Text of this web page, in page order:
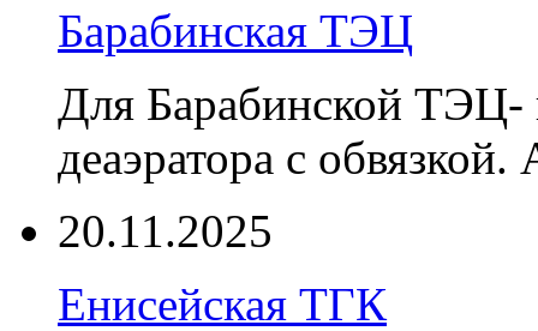
Барабинская ТЭЦ
Для Барабинской ТЭЦ-
деаэратора с
20.11.2025
Енисейская ТГК